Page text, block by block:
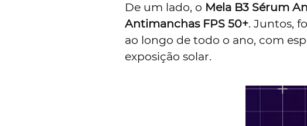
De um lado, o Mela B3 Sérum
Antimanchas FPS 50+. Juntos,
ao longo de todo o ano, com
exposição solar.